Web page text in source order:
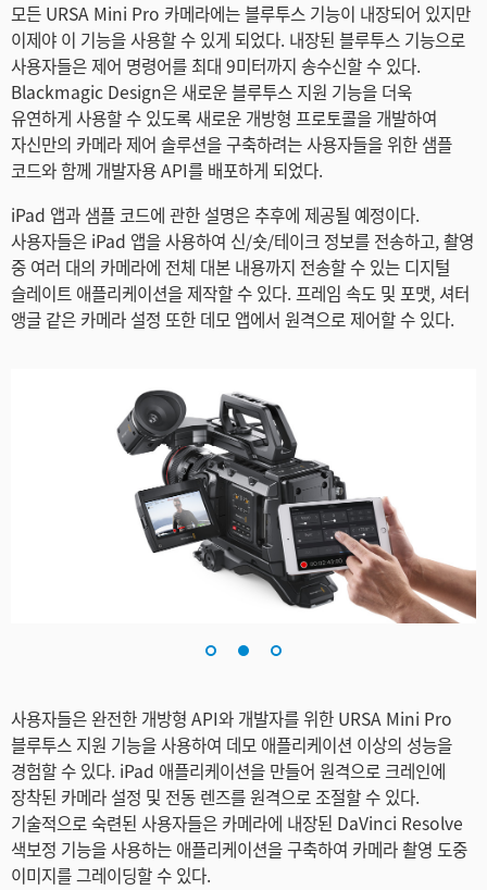
Netherlands
New Zealand
Norway
Poland
Portugal
Singapore
South Africa
Sweden
Chinese Taipei
United States
모든 URSA Mini Pro 카메라에는 블루투스 기능이 내장되어 있지만
이제야 이 기능을 사용할 수 있게 되었다. 내장된 블루투스 기능으로
사용자들은 제어 명령어를 최대 9미터까지 송수신할 수 있다.
Blackmagic Design은 새로운 블루투스 지원 기능을 더욱
유연하게 사용할 수 있도록 새로운 개방형 프로토콜을 개발하여
자신만의 카메라 제어 솔루션을 구축하려는 사용자들을 위한 샘플
코드와 함께 개발자용 API를 배포하게 되었다.
iPad 앱과 샘플 코드에 관한 설명은 추후에 제공될 예정이다.
사용자들은 iPad 앱을 사용하여 신/숏/테이크 정보를 전송하고, 촬영
중 여러 대의 카메라에 전체 대본 내용까지 전송할 수 있는 디지털
슬레이트 애플리케이션을 제작할 수 있다. 프레임 속도 및 포맷, 셔터
앵글 같은 카메라 설정 또한 데모 앱에서 원격으로 제어할 수 있다.
사용자들은 완전한 개방형 API와 개발자를 위한 URSA Mini Pro
블루투스 지원 기능을 사용하여 데모 애플리케이션 이상의 성능을
경험할 수 있다. iPad 애플리케이션을 만들어 원격으로 크레인에
장착된 카메라 설정 및 전동 렌즈를 원격으로 조절할 수 있다.
기술적으로 숙련된 사용자들은 카메라에 내장된 DaVinci Resolve
색보정 기능을 사용하는 애플리케이션을 구축하여 카메라 촬영 도중
이미지를 그레이딩할 수 있다.